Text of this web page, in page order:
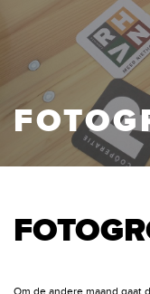
Om de andere maand gaat